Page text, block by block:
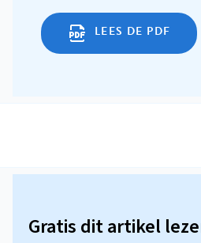
LEES DE PDF
Gratis dit artikel